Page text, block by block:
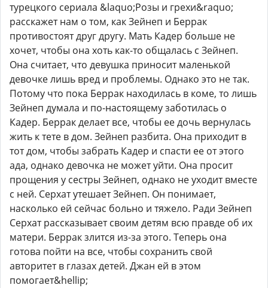
турецкого сериала &laquo;Розы и грехи&raquo;
расскажет нам о том, как Зейнеп и Беррак
противостоят друг другу. Мать Кадер больше не
хочет, чтобы она хоть как-то общалась с Зейнеп.
Она считает, что девушка приносит маленькой
девочке лишь вред и проблемы. Однако это не так.
Потому что пока Беррак находилась в коме, то лишь
Зейнеп думала и по-настоящему заботилась о
Кадер. Беррак делает все, чтобы ее дочь вернулась
жить к тете в дом. Зейнеп разбита. Она приходит в
тот дом, чтобы забрать Кадер и спасти ее от этого
ада, однако девочка не может уйти. Она просит
прощения у сестры Зейнеп, однако не уходит вместе
с ней. Серхат утешает Зейнеп. Он понимает,
насколько ей сейчас больно и тяжело. Ради Зейнеп
Серхат рассказывает своим детям всю правде об их
матери. Беррак злится из-за этого. Теперь она
готова пойти на все, чтобы сохранить свой
авторитет в глазах детей. Джан ей в этом
помогает&hellip;